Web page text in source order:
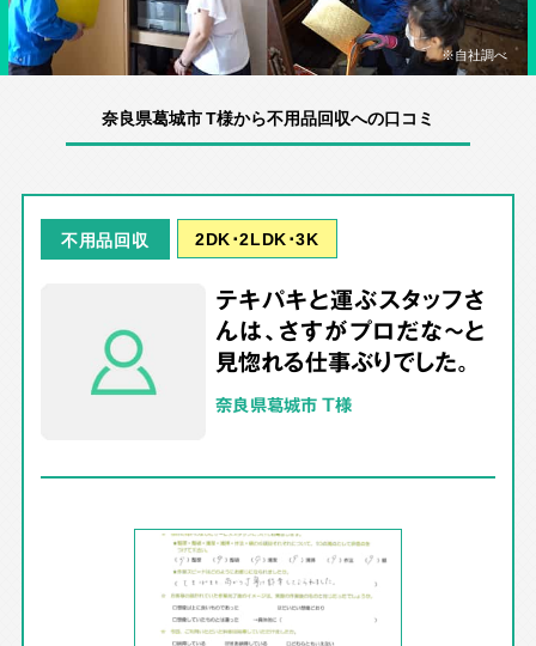
※自社調べ
奈良県葛城市 T様から不用品回収への口コミ
不用品回収 2DK･2LDK･3K
テキパキと運ぶスタッフさ
んは、さすがプロだな～と
見惚れる仕事ぶりでした。
奈良県葛城市 T様